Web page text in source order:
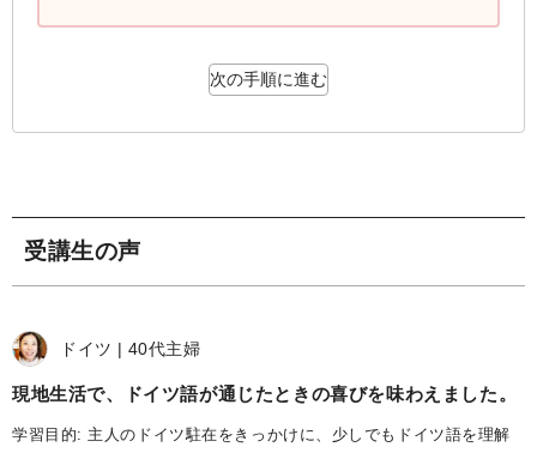
次の手順に進む
受講生の声
ドイツ 40代主婦
現地生活で、ドイツ語が通じたときの喜びを味わえました
学習目的: 主人のドイツ駐在をきっかけに、少しでもドイツ語を理解